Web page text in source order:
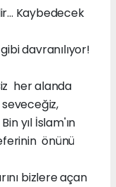
Kaybedecek
davranılıyor!
her alanda
yıl İslam'ın
önünü
bizlere açan